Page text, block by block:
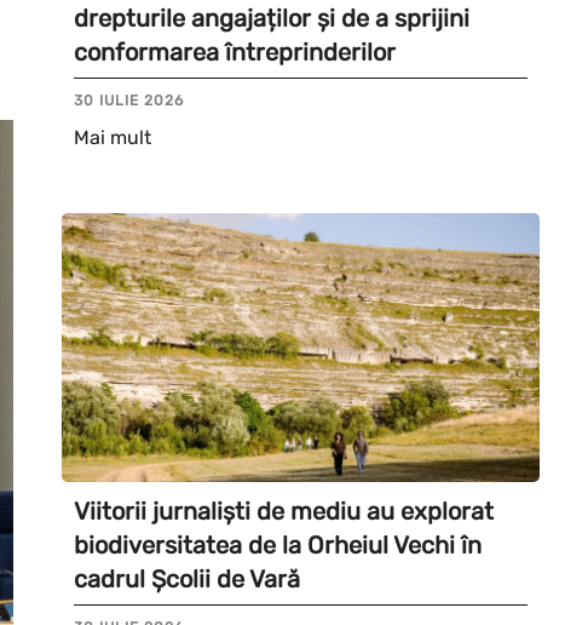
drepturile angajaților și de a sprijini
conformarea întreprinderilor
30 IULIE 2026
Mai mult
Viitorii jurnaliști de mediu au explorat
biodiversitatea de la Orheiul Vechi în
cadrul Școlii de Vară